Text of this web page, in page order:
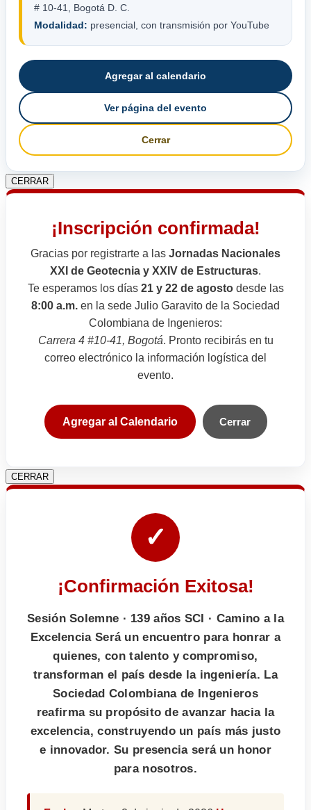
# 10-41, Bogotá D. C.
Modalidad: presencial, con transmisión por YouTube
Agregar al calendario
Ver página del evento
Cerrar
CERRAR
¡Inscripción confirmada!
Gracias por registrarte a las Jornadas Nacionales
XXI de Geotecnia y XXIV de Estructuras.
Te esperamos los días 21 y 22 de agostodesde las
8:00 a.m. en la sede Julio Garavito de la Sociedad
Colombiana de Ingenieros:
Carrera 4 #10-41, Bogotá. Pronto recibirás en tu
correo electrónico la información logística del
evento.
Agregar al Calendario Cerrar
CERRAR
✓
¡Confirmación Exitosa!
Sesión Solemne · 139 años SCI · Camino a la
Excelencia Será un encuentro para honrar a
quienes, con talento y compromiso,
transforman el país desde la ingeniería. La
Sociedad Colombiana de Ingenieros
reafirma su propósito de avanzar hacia la
excelencia, construyendo un país más justo
e innovador. Su presencia será un honor
para nosotros.